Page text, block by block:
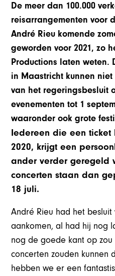
De meer dan 100.000
reisarrangementen voor
André Rieu komende
geworden voor 2021, zo
Productions laten weten.
in Maastricht kunnen
van het regeringsbesluit
evenementen tot 1
waaronder ook grote
Iedereen die een
2020, krijgt een
ander verder geregeld
concerten staan dan
18 juli.
André Rieu had het
aankomen, al had hij nog
nog de goede kant op
concerten zouden kunnen
hebben we er een